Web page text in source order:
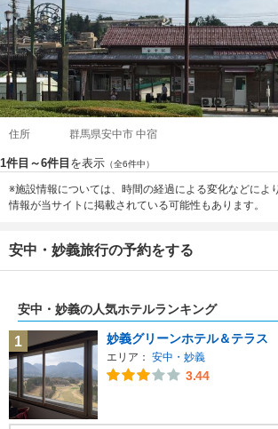
住所 群馬県安中市 中宿
1件目～6件目 を表示 （全6件中）
※施設情報については、時間の経過による変化などによ
情報が当サイトに掲載されている可能性もあります。
安中・妙義旅行の予約をする
安中・妙義の人気ホテルランキング
1 妙義グリーンホテル＆テラス
エリア： 安中・妙義
3.44